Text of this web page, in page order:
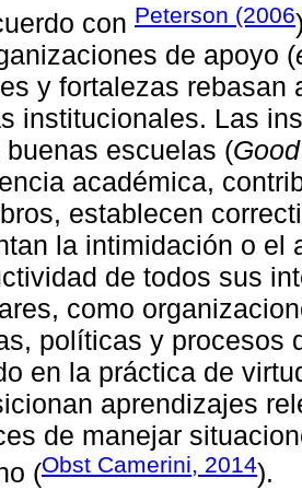
con Peterson (2006
de apoyo (
y fortalezas rebasan
institucionales. Las
buenas escuelas (
académica,
establecen
la intimidación o el
de todos sus
como
políticas y procesos
en la práctica de
aprendizajes
de manejar
(Obst Camerini, 2014).